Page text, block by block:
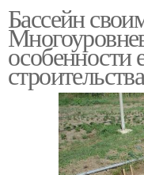
Бассейн
особенности
строительства